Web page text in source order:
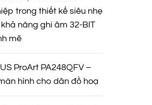
trong thiết kế siêu nhẹ
năng ghi âm 32-BIT
mẽ
ProArt PA248QFV –
hình cho dân đồ hoạ